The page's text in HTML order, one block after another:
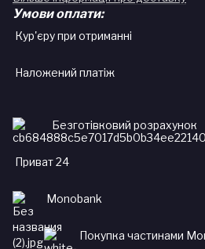
Умови оплати:
Кур'єру при отриманні
Наложений платіж
Безготівковий розрахунок
Приват 24
Monobank
Покупка частинами